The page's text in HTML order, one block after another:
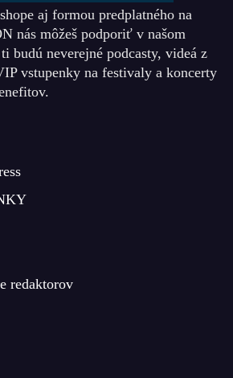
aj formou predplatného na
nás môžeš podporiť v našom
budú neverejné podcasty, videá z
vstupenky na festivaly a koncerty
redaktorov